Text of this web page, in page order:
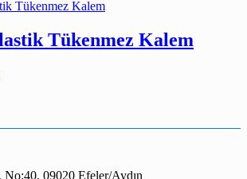
Tükenmez Kalem
09020 Efeler/Aydın